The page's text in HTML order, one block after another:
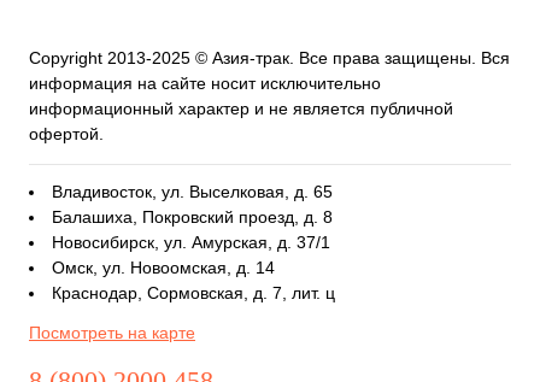
Copyright 2013-2025 © Азия-трак. Все права защищены. Вся
информация на сайте носит исключительно
информационный характер и не является публичной
офертой.
Владивосток, ул. Выселковая, д. 65
Балашиха, Покровский проезд, д. 8
Новосибирск, ул. Амурская, д. 37/1
Омск, ул. Новоомская, д. 14
Краснодар, Сормовская, д. 7, лит. ц
Посмотреть на карте